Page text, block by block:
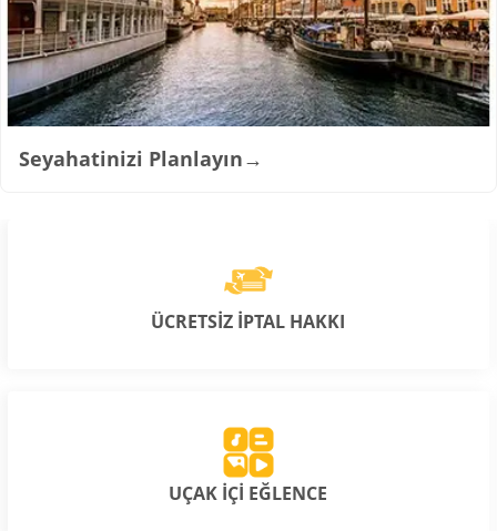
Seyahatinizi Planlayın→
ÜCRETSİZ İPTAL HAKKI
UÇAK İÇİ EĞLENCE